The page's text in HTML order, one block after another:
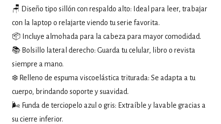
🪑 Diseño tipo sillón con respaldo alto: Ideal para leer, trabajar
con la laptop o relajarte viendo tu serie favorita.
📦 Incluye almohada para la cabeza para mayor comodidad.
📚 Bolsillo lateral derecho: Guarda tu celular, libro o revista
siempre a mano.
❄️ Relleno de espuma viscoelástica triturada: Se adapta a tu
cuerpo, brindando soporte y suavidad.
🌬️ Funda de terciopelo azul o gris: Extraíble y lavable gracias a
su cierre inferior.